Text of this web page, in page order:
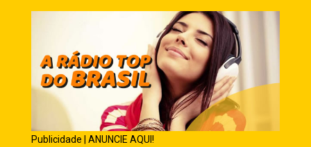
Publicidade | ANUNCIE AQUI!